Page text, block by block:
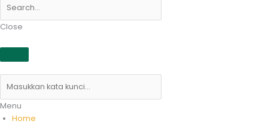
Close
Menu
Home